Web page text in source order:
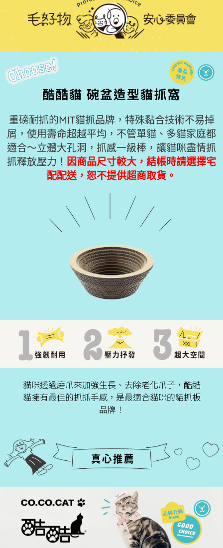
酷酷貓 碗盆造型貓抓窩
重磅耐抓的MIT貓抓品牌，特殊黏合技術不易掉
屑，使用壽命超越平均，不管單貓、多貓家庭都
適合～立體大孔洞，抓感一級棒，讓貓咪盡情抓
抓釋放壓力！ 因商品尺寸較大，結帳時請選擇宅
配配送，恕不提供超商取貨。
貓咪透過磨爪來加強生長、去除老化爪子，酷酷
貓擁有最佳的抓抓手感，是最適合貓咪的貓抓板
品牌！